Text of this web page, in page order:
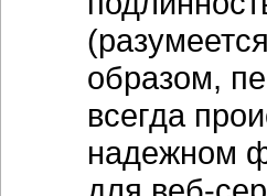
образом,
всегда
надежном